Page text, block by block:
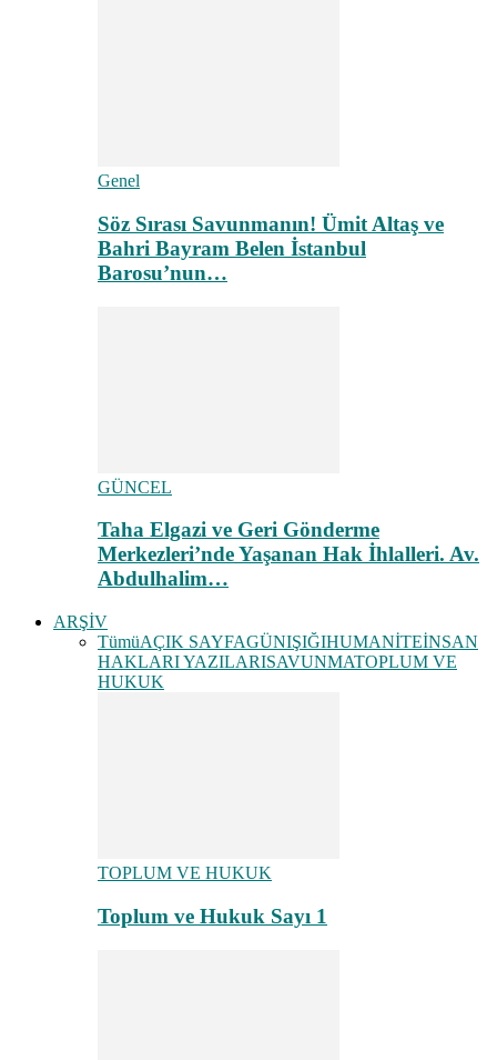
Genel
Söz Sırası Savunmanın! Ümit Altaş ve
Bahri Bayram Belen İstanbul
Barosu’nun…
GÜNCEL
Taha Elgazi ve Geri Gönderme
Merkezleri’nde Yaşanan Hak İhlalleri. Av.
Abdulhalim…
ARŞİV
TümüAÇIK SAYFAGÜNIŞIĞIHUMANİTEİNSAN
HAKLARI YAZILARISAVUNMATOPLUM VE
HUKUK
TOPLUM VE HUKUK
Toplum ve Hukuk Sayı 1